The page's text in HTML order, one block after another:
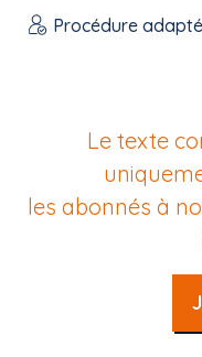
Procédure
Le texte
les abonnés à